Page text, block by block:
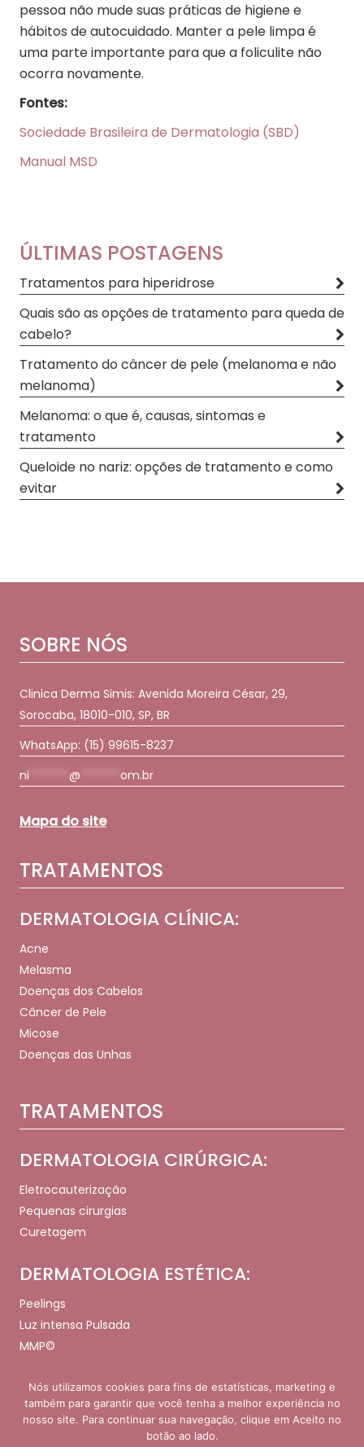
pessoa não mude suas práticas de higiene e
hábitos de autocuidado. Manter a pele limpa é
uma parte importante para que a foliculite não
ocorra novamente.
Fontes:
Sociedade Brasileira de Dermatologia (SBD)
Manual MSD
ÚLTIMAS POSTAGENS
Tratamentos para hiperidrose
Quais são as opções de tratamento para queda de
cabelo?
Tratamento do câncer de pele (melanoma e não
melanoma)
Melanoma: o que é, causas, sintomas e
tratamento
Queloide no nariz: opções de tratamento e como
evitar
SOBRE NÓS
Clinica Derma Simis: Avenida Moreira César, 29,
Sorocaba, 18010-010, SP, BR
WhatsApp: (15) 99615-8237
ni
@ om.br
Mapa do site
TRATAMENTOS
DERMATOLOGIA CLÍNICA:
Acne
Melasma
Doenças dos Cabelos
Câncer de Pele
Micose
Doenças das Unhas
TRATAMENTOS
DERMATOLOGIA CIRÚRGICA:
Eletrocauterização
Pequenas cirurgias
Curetagem
DERMATOLOGIA ESTÉTICA:
Peelings
Luz intensa Pulsada
MMP©
Copyright © - 2026. Todos os direitos reservados.
Nós utilizamos cookies para fins de estatísticas, marketing e
também para garantir que você tenha a melhor experiência no
nosso site. Para continuar sua navegação, clique em Aceito no
botão ao lado.